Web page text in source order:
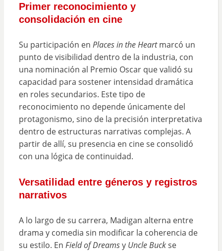
Primer reconocimiento y
consolidación en cine
Su participación en Places in the Heartmarcó un
punto de visibilidad dentro de la industria, con
una nominación al Premio Oscar que validó su
capacidad para sostener intensidad dramática
en roles secundarios. Este tipo de
reconocimiento no depende únicamente del
protagonismo, sino de la precisión interpretativa
dentro de estructuras narrativas complejas. A
partir de allí, su presencia en cine se consolidó
con una lógica de continuidad.
Versatilidad entre géneros y registros
narrativos
A lo largo de su carrera, Madigan alterna entre
drama y comedia sin modificar la coherencia de
su estilo. En Field of Dreamsy Uncle Buckse